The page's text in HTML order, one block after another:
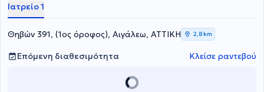
Ιατρείο 1
Θηβών 391, (1ος όροφος), Αιγάλεω, ΑΤΤΙΚΗ 2,8 km
Επόμενη διαθεσιμότητα Κλείσε ραντεβού